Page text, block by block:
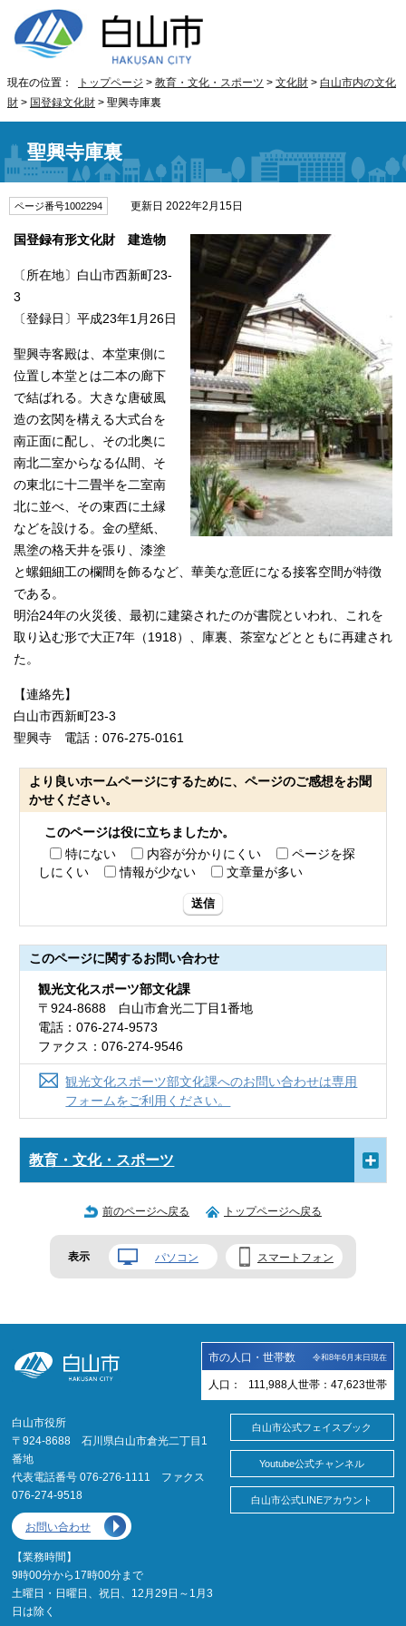
現在の位置： トップページ > 教育・文化・スポーツ > 文化財 > 白山市内の文化
財 > 国登録文化財 > 聖興寺庫裏
聖興寺庫裏
ページ番号1002294 更新日 2022年2月15日
国登録有形文化財 建造物
〔所在地〕白山市西新町23-
3
〔登録日〕平成23年1月26日
聖興寺客殿は、本堂東側に
位置し本堂とは二本の廊下
で結ばれる。大きな唐破風
造の玄関を構える大式台を
南正面に配し、その北奥に
南北二室からなる仏間、そ
の東北に十二畳半を二室南
北に並べ、その東西に土縁
などを設ける。金の壁紙、
黒塗の格天井を張り、漆塗
と螺鈿細工の欄間を飾るなど、華美な意匠になる接客空間が特徴
である。
明治24年の火災後、最初に建築されたのが書院といわれ、これを
取り込む形で大正7年（1918）、庫裏、茶室などとともに再建され
た。
【連絡先】
白山市西新町23-3
聖興寺 電話：076-275-0161
より良いホームページにするために、ページのご感想をお聞
かせください。
このページは役に立ちましたか。
特にない
内容が分かりにくい
ページを探
しにくい
情報が少ない 文章量が多い
送信
このページに関するお問い合わせ
観光文化スポーツ部文化課
〒924-8688 白山市倉光二丁目1番地
電話：076-274-9573
ファクス：076-274-9546
観光文化スポーツ部文化課へのお問い合わせは専用
フォームをご利用ください。
教育・文化・スポーツ
前のページへ戻る トップページへ戻る
表示 パソコン スマートフォン
市の人口・世帯数 令和8年6月末日現在
人口： 111,988 人 世帯： 47,623世帯
白山市役所
〒924-8688 石川県白山市倉光二丁目1
番地
代表電話番号 076-276-1111 ファクス
076-274-9518
お問い合わせ
【業務時間】
9時00分から17時00分まで
土曜日・日曜日、祝日、12月29日～1月3
日は除く
白山市公式フェイスブック
Youtube公式チャンネル
白山市公式LINEアカウント